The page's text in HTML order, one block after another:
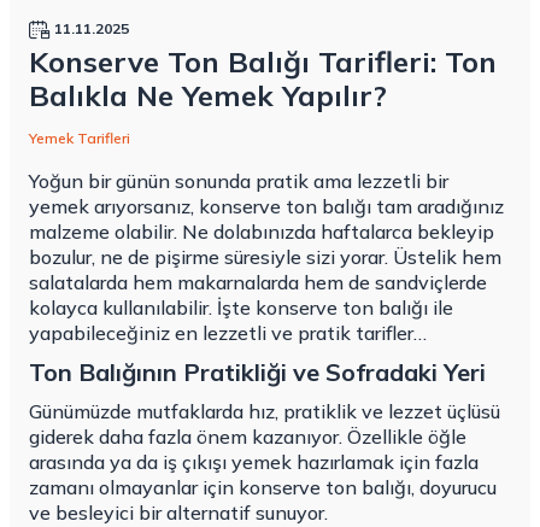
11.11.2025
Konserve Ton Balığı Tarifleri: Ton
Balıkla Ne Yemek Yapılır?
Yemek Tarifleri
Yoğun bir günün sonunda pratik ama lezzetli bir
yemek arıyorsanız, konserve ton balığı tam aradığınız
malzeme olabilir. Ne dolabınızda haftalarca bekleyip
bozulur, ne de pişirme süresiyle sizi yorar. Üstelik hem
salatalarda hem makarnalarda hem de sandviçlerde
kolayca kullanılabilir. İşte konserve ton balığı ile
yapabileceğiniz en lezzetli ve pratik tarifler…
Ton Balığının Pratikliği ve Sofradaki Yeri
Günümüzde mutfaklarda hız, pratiklik ve lezzet üçlüsü
giderek daha fazla önem kazanıyor. Özellikle öğle
arasında ya da iş çıkışı yemek hazırlamak için fazla
zamanı olmayanlar için konserve ton balığı, doyurucu
ve besleyici bir alternatif sunuyor.